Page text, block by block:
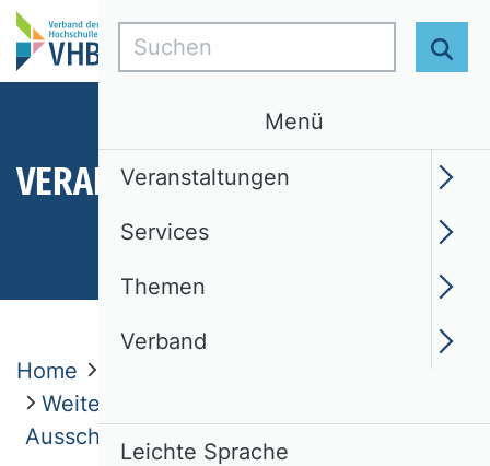
VERANSTALTUNGEN
Home
Weitere Veranstaltungen und
Ausschreibungen
Suchen
Menü
Veranstaltungen
Services
Themen
Verband
Leichte Sprache